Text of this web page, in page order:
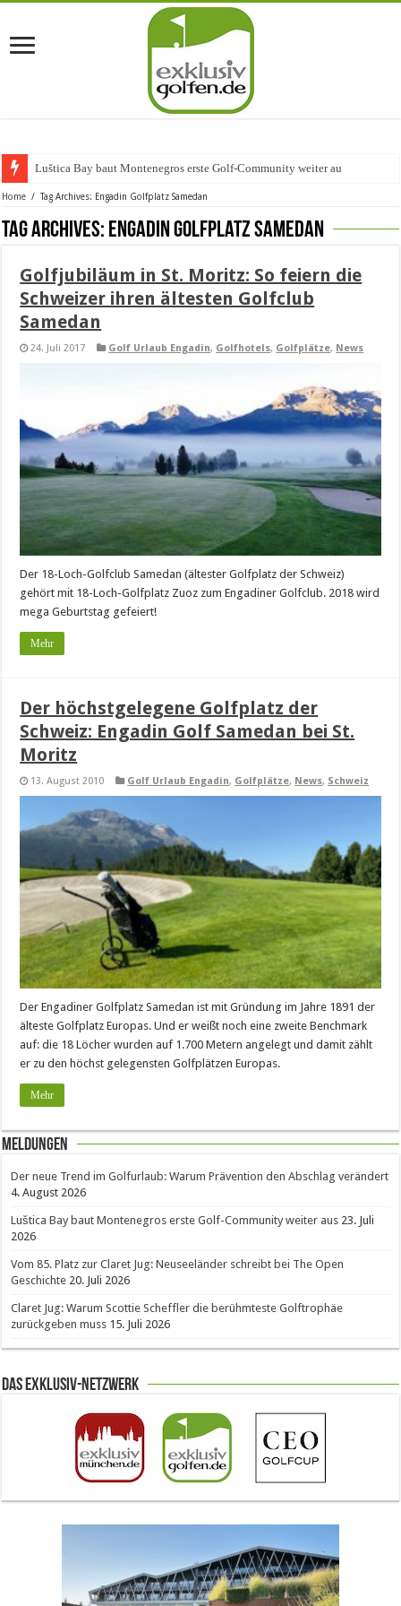
Luštica Bay baut Montenegros erste Golf-Community weiter aus
Home / Tag Archives: Engadin Golfplatz Samedan
Tag Archives: Engadin Golfplatz Samedan
Golfjubiläum in St. Moritz: So feiern die
Schweizer ihren ältesten Golfclub
Samedan
24. Juli 2017 Golf Urlaub Engadin, Golfhotels, Golfplätze, News
Der 18-Loch-Golfclub Samedan (ältester Golfplatz der Schweiz)
gehört mit 18-Loch-Golfplatz Zuoz zum Engadiner Golfclub. 2018 wird
mega Geburtstag gefeiert!
Mehr
Der höchstgelegene Golfplatz der
Schweiz: Engadin Golf Samedan bei St.
Moritz
13. August 2010 Golf Urlaub Engadin, Golfplätze, News, Schweiz
Der Engadiner Golfplatz Samedan ist mit Gründung im Jahre 1891 der
älteste Golfplatz Europas. Und er weißt noch eine zweite Benchmark
auf: die 18 Löcher wurden auf 1.700 Metern angelegt und damit zählt
er zu den höchst gelegensten Golfplätzen Europas.
Mehr
Meldungen
Der neue Trend im Golfurlaub: Warum Prävention den Abschlag verändert
4. August 2026
Luštica Bay baut Montenegros erste Golf-Community weiter aus 23. Juli
2026
Vom 85. Platz zur Claret Jug: Neuseeländer schreibt bei The Open
Geschichte 20. Juli 2026
Claret Jug: Warum Scottie Scheffler die berühmteste Golftrophäe
zurückgeben muss 15. Juli 2026
Das Exklusiv-Netzwerk